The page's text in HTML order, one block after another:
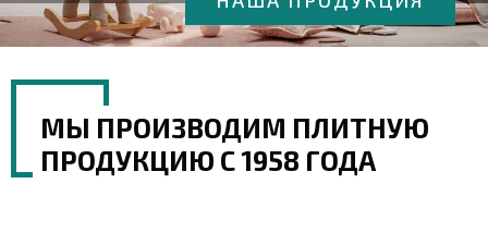
МЫ ПРОИЗВОДИМ ПЛИТНУЮ
ПРОДУКЦИЮ С 1958 ГОДА